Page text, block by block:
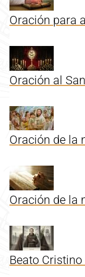
Oración para
Oración al
Oración de la
Oración de la
Beato Cristino